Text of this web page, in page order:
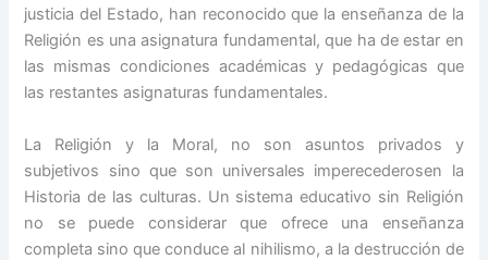
justicia del Estado, han reconocido que la enseñanza de la
Religión es una asignatura fundamental, que ha de estar en
las mismas condiciones académicas y pedagógicas que
las restantes asignaturas fundamentales.
La Religión y la Moral, no son asuntos privados y
subjetivos sino que son universales imperecederosen la
Historia de las culturas. Un sistema educativo sin Religión
no se puede considerar que ofrece una enseñanza
completa sino que conduce al nihilismo, a la destrucción de